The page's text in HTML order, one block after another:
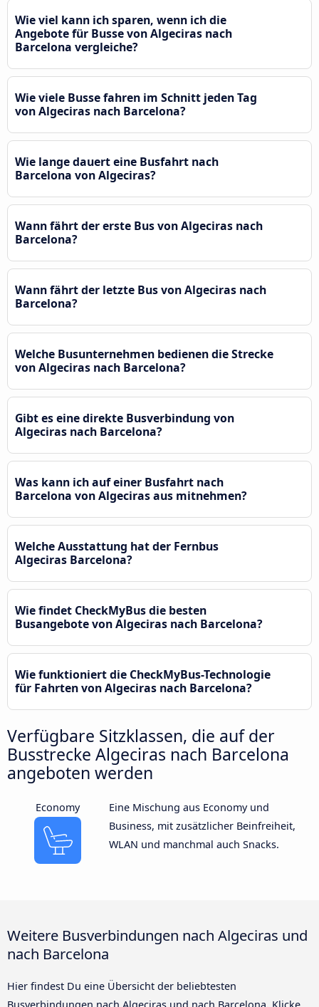
Wie viel kann ich sparen, wenn ich die
Angebote für Busse von Algeciras nach
Barcelona vergleiche?
Wie viele Busse fahren im Schnitt jeden Tag
von Algeciras nach Barcelona?
Wie lange dauert eine Busfahrt nach
Barcelona von Algeciras?
Wann fährt der erste Bus von Algeciras nach
Barcelona?
Wann fährt der letzte Bus von Algeciras nach
Barcelona?
Welche Busunternehmen bedienen die Strecke
von Algeciras nach Barcelona?
Gibt es eine direkte Busverbindung von
Algeciras nach Barcelona?
Was kann ich auf einer Busfahrt nach
Barcelona von Algeciras aus mitnehmen?
Welche Ausstattung hat der Fernbus
Algeciras Barcelona?
Wie findet CheckMyBus die besten
Busangebote von Algeciras nach Barcelona?
Wie funktioniert die CheckMyBus-Technologie
für Fahrten von Algeciras nach Barcelona?
Verfügbare Sitzklassen, die auf der
Busstrecke Algeciras nach Barcelona
angeboten werden
Economy
Eine Mischung aus Economy und
Business, mit zusätzlicher Beinfreiheit,
WLAN und manchmal auch Snacks.
Weitere Busverbindungen nach Algeciras und
nach Barcelona
Hier findest Du eine Übersicht der beliebtesten